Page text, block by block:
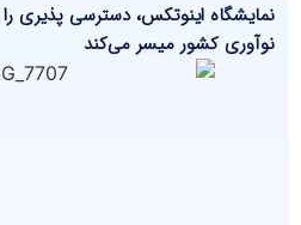
نمایشگاه اینوتکس، دسترسی پذیری را
نوآوری کشور میسر می‌کند